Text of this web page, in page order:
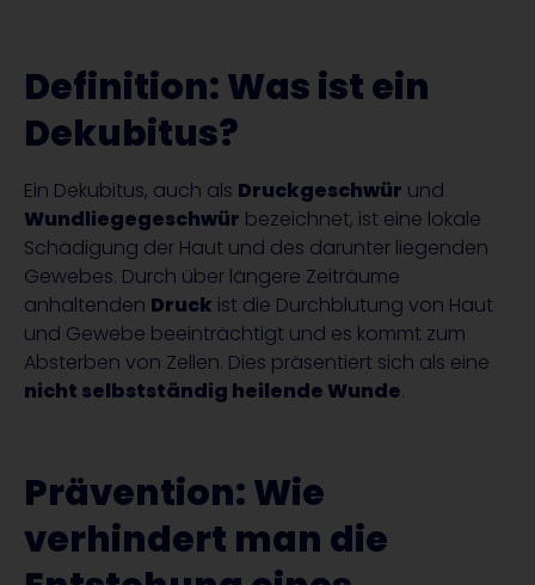
Definition: Was ist ein
Dekubitus?
Ein Dekubitus, auch als Druckgeschwür und
Wundliegegeschwür bezeichnet, ist eine lokale
Schädigung der Haut und des darunter liegenden
Gewebes. Durch über längere Zeiträume
anhaltenden Druck ist die Durchblutung von Haut
und Gewebe beeinträchtigt und es kommt zum
Absterben von Zellen. Dies präsentiert sich als eine
nicht selbstständig heilende Wunde.
Prävention: Wie
verhindert man die